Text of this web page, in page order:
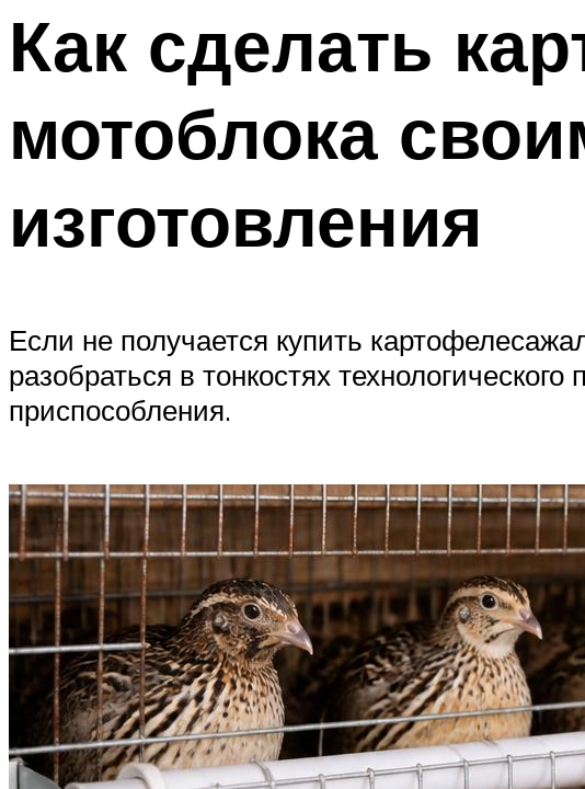
Как сделать
мотоблока
изготовления
Если не получается купить
разобраться в тонкостях
приспособления.